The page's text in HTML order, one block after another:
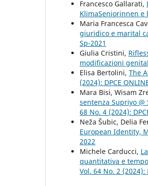
Francesco Gallarati,
KlimaSeniorinnen e
Maria Francesca
giuridico e marital
Sp-2021
Giulia Cristini,
modificazioni
Elisa Bertolini, The
(2024): DPCE
Mara Bisi, Wisam
sentenza Supriyo
68 No. 4 (2024):
Neža Šubic, Delia
European Identity,
2022
Michele Carducci,
quantitativa e
Vol. 64 No. 2 (2024):